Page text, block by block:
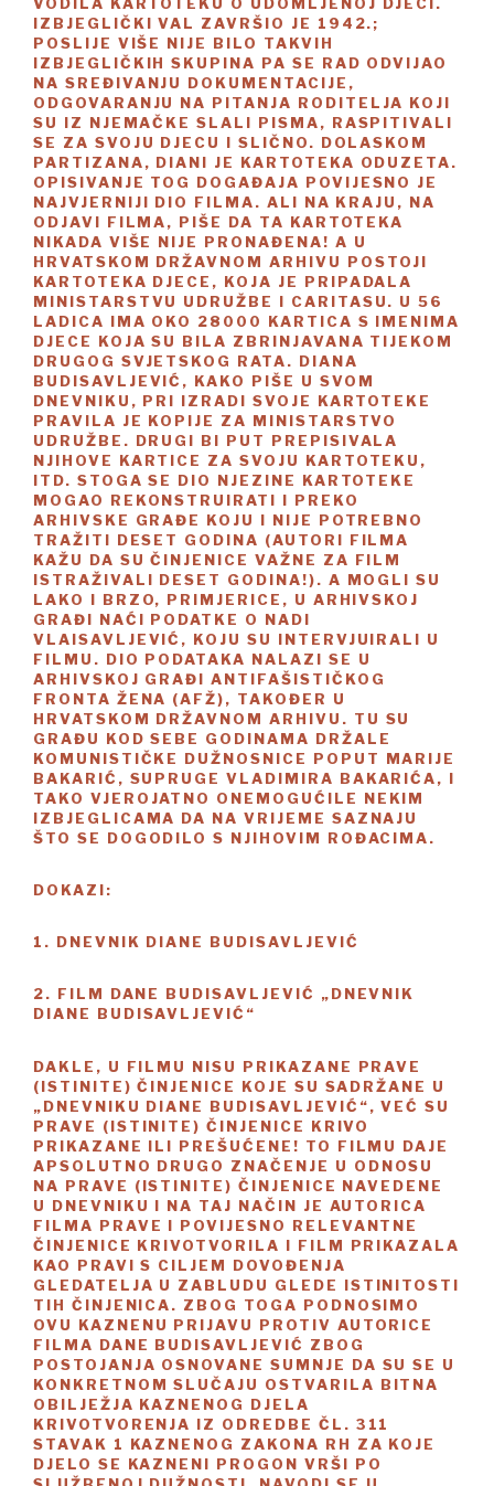
IZBJEGLIČKI VAL ZAVRŠIO JE 1942.;
POSLIJE VIŠE NIJE BILO TAKVIH
IZBJEGLIČKIH SKUPINA PA SE RAD ODVIJAO
NA SREĐIVANJU DOKUMENTACIJE,
ODGOVARANJU NA PITANJA RODITELJA KOJI
SU IZ NJEMAČKE SLALI PISMA, RASPITIVALI
SE ZA SVOJU DJECU I SLIČNO. DOLASKOM
PARTIZANA, DIANI JE KARTOTEKA ODUZETA.
OPISIVANJE TOG DOGAĐAJA POVIJESNO JE
NAJVJERNIJI DIO FILMA. ALI NA KRAJU, NA
ODJAVI FILMA, PIŠE DA TA KARTOTEKA
NIKADA VIŠE NIJE PRONAĐENA! A U
HRVATSKOM DRŽAVNOM ARHIVU POSTOJI
KARTOTEKA DJECE, KOJA JE PRIPADALA
MINISTARSTVU UDRUŽBE I CARITASU. U 56
LADICA IMA OKO 28000 KARTICA S IMENIMA
DJECE KOJA SU BILA ZBRINJAVANA TIJEKOM
DRUGOG SVJETSKOG RATA. DIANA
BUDISAVLJEVIĆ, KAKO PIŠE U SVOM
DNEVNIKU, PRI IZRADI SVOJE KARTOTEKE
PRAVILA JE KOPIJE ZA MINISTARSTVO
UDRUŽBE. DRUGI BI PUT PREPISIVALA
NJIHOVE KARTICE ZA SVOJU KARTOTEKU,
ITD. STOGA SE DIO NJEZINE KARTOTEKE
MOGAO REKONSTRUIRATI I PREKO
ARHIVSKE GRAĐE KOJU I NIJE POTREBNO
TRAŽITI DESET GODINA (AUTORI FILMA
KAŽU DA SU ČINJENICE VAŽNE ZA FILM
ISTRAŽIVALI DESET GODINA!). A MOGLI SU
LAKO I BRZO, PRIMJERICE, U ARHIVSKOJ
GRAĐI NAĆI PODATKE O NADI
VLAISAVLJEVIĆ, KOJU SU INTERVJUIRALI U
FILMU. DIO PODATAKA NALAZI SE U
ARHIVSKOJ GRAĐI ANTIFAŠISTIČKOG
FRONTA ŽENA (AFŽ), TAKOĐER U
HRVATSKOM DRŽAVNOM ARHIVU. TU SU
GRAĐU KOD SEBE GODINAMA DRŽALE
KOMUNISTIČKE DUŽNOSNICE POPUT MARIJE
BAKARIĆ, SUPRUGE VLADIMIRA BAKARIĆA, I
TAKO VJEROJATNO ONEMOGUĆILE NEKIM
IZBJEGLICAMA DA NA VRIJEME SAZNAJU
ŠTO SE DOGODILO S NJIHOVIM ROĐACIMA.
DOKAZI:
1. DNEVNIK DIANE BUDISAVLJEVIĆ
2. FILM DANE BUDISAVLJEVIĆ „DNEVNIK
DIANE BUDISAVLJEVIĆ“
DAKLE, U FILMU NISU PRIKAZANE PRAVE
(ISTINITE) ČINJENICE KOJE SU SADRŽANE U
„DNEVNIKU DIANE BUDISAVLJEVIĆ“, VEĆ SU
PRAVE (ISTINITE) ČINJENICE KRIVO
PRIKAZANE ILI PREŠUĆENE! TO FILMU DAJE
APSOLUTNO DRUGO ZNAČENJE U ODNOSU
NA PRAVE (ISTINITE) ČINJENICE NAVEDENE
U DNEVNIKU I NA TAJ NAČIN JE AUTORICA
FILMA PRAVE I POVIJESNO RELEVANTNE
ČINJENICE KRIVOTVORILA I FILM PRIKAZALA
KAO PRAVI S CILJEM DOVOĐENJA
GLEDATELJA U ZABLUDU GLEDE ISTINITOSTI
TIH ČINJENICA. ZBOG TOGA PODNOSIMO
OVU KAZNENU PRIJAVU PROTIV AUTORICE
FILMA DANE BUDISAVLJEVIĆ ZBOG
POSTOJANJA OSNOVANE SUMNJE DA SU SE U
KONKRETNOM SLUČAJU OSTVARILA BITNA
OBILJEŽJA KAZNENOG DJELA
KRIVOTVORENJA IZ ODREDBE ČL. 311
STAVAK 1 KAZNENOG ZAKONA RH ZA KOJE
DJELO SE KAZNENI PROGON VRŠI PO